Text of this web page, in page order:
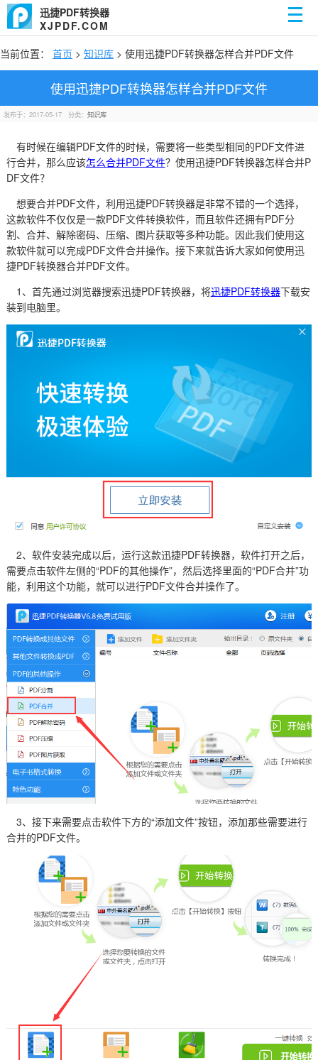
迅捷PDF转换器
XJPDF.COM
当前位置： 首页 > 知识库 > 使用迅捷PDF转换器怎样合并PDF文件
使用迅捷PDF转换器怎样合并PDF文件
发布于：2017-05-17 分类：知识库
有时候在编辑PDF文件的时候，需要将一些类型相同的PDF文件进
行合并，那么应该怎么合并PDF文件？使用迅捷PDF转换器怎样合并P
DF文件？
想要合并PDF文件，利用迅捷PDF转换器是非常不错的一个选择，
这款软件不仅仅是一款PDF文件转换软件，而且软件还拥有PDF分
割、合并、解除密码、压缩、图片获取等多种功能。因此我们使用这
款软件就可以完成PDF文件合并操作。接下来就告诉大家如何使用迅
捷PDF转换器合并PDF文件。
1、首先通过浏览器搜索迅捷PDF转换器，将迅捷PDF转换器下载安
装到电脑里。
2、软件安装完成以后，运行这款迅捷PDF转换器，软件打开之后，
需要点击软件左侧的“PDF的其他操作”，然后选择里面的“PDF合并”功
能，利用这个功能，就可以进行PDF文件合并操作了。
3、接下来需要点击软件下方的“添加文件”按钮，添加那些需要进行
合并的PDF文件。